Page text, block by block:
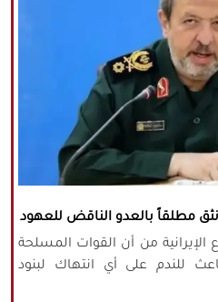
نثق مطلقاً بالعدو الناقض للعهود
الإيرانية من أن القوات المسلحة
للندم على أي انتهاك لبنود